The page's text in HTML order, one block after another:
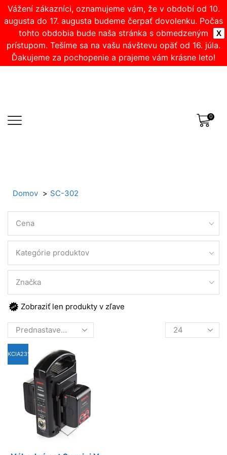
X
Vážení zákazníci, oznamujeme vám, že v období od 10.
augusta do 17. augusta budeme čerpať dovolenku. Počas
tohto obdobia bude naša stránka s obmedzeným
prístupom. Tešíme sa na vašu návštevu opäť od 16. júla.
Ďakujeme za pochopenie a prajeme vám krásne leto!
0
Domov SC-302
Cena
Kategórie produktov
Značka
Zobraziť len produkty v zľave
Products
per
AKCIA23%